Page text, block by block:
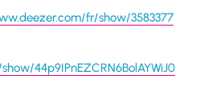
fr/show/3583377
44p9IPnEZCRN6BolAYWiJ0